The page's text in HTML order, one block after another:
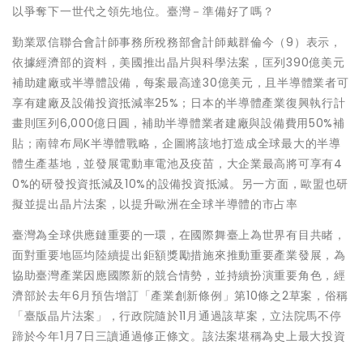
以爭奪下一世代之領先地位。臺灣－準備好了嗎？
勤業眾信聯合會計師事務所稅務部會計師戴群倫今（9）表示，
依據經濟部的資料，美國推出晶片與科學法案，匡列390億美元
補助建廠或半導體設備，每案最高達30億美元，且半導體業者可
享有建廠及設備投資抵減率25%；日本的半導體產業復興執行計
畫則匡列6,000億日圓，補助半導體業者建廠與設備費用50%補
貼；南韓布局K半導體戰略，企圖將該地打造成全球最大的半導
體生產基地，並發展電動車電池及疫苗，大企業最高將可享有4
0%的研發投資抵減及10%的設備投資抵減。另一方面，歐盟也研
擬並提出晶片法案，以提升歐洲在全球半導體的市占率
臺灣為全球供應鏈重要的一環，在國際舞臺上為世界有目共睹，
面對重要地區均陸續提出鉅額獎勵措施來推動重要產業發展，為
協助臺灣產業因應國際新的競合情勢，並持續扮演重要角色，經
濟部於去年6月預告增訂「產業創新條例」第10條之2草案，俗稱
「臺版晶片法案」，行政院隨於11月通過該草案，立法院馬不停
蹄於今年1月7日三讀通過修正條文。該法案堪稱為史上最大投資